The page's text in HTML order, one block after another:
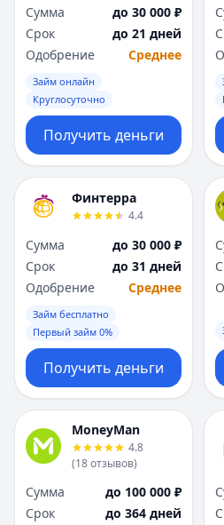
Сумма
до 30 000 ₽
Срок
до 21 дней
Одобрение
Среднее
Займ онлайн
Круглосуточно
Получить деньги
Финтерра
4.4
Сумма
до 30 000 ₽
Срок
до 31 дней
Одобрение
Среднее
Займ бесплатно
Первый займ 0%
Получить деньги
MoneyMan
4.8
(18отзывов)
Сумма
до 100 000 ₽
Срок
до 364 дней